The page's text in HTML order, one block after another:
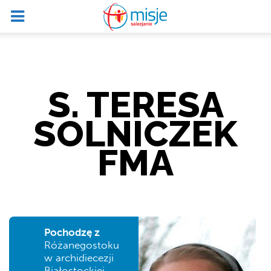
S. TERESA
SOLNICZEK
FMA
Pochodzę z
Różanegostoku
w archidiecezji